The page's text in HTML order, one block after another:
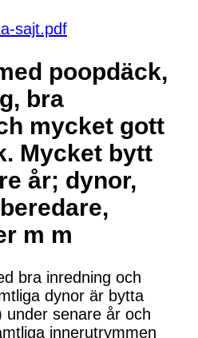
sajt.pdf
poopdäck,
bra
mycket gott
Mycket bytt
år; dynor,
m m
bra inredning och
dynor är bytta
under senare år och
innerutrymmen